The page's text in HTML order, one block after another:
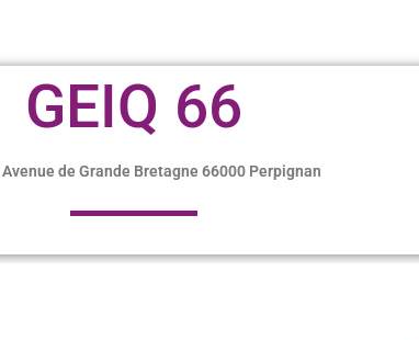
GEIQ 66
Avenue de Grande Bretagne 66000 Perpignan